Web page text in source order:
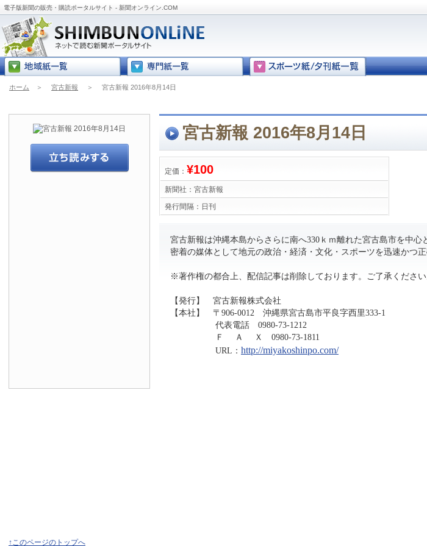
電子版新聞の販売・購読ポータルサイト - 新聞オンライン.COM
ホーム ＞ 宮古新報 ＞ 宮古新報 2016年8月14日
宮古新報 2016年8月14日
定価： ¥100
新聞社： 宮古新報
発行間隔： 日刊
宮古新報は沖縄本島からさらに南へ330ｋｍ離れた宮古島市を中
密着の媒体として地元の政治・経済・文化・スポーツを迅速かつ正
※著作権の都合上、配信記事は削除しております。ご了承ください
【発行】 宮古新報株式会社
【本社】 〒906-0012 沖縄県宮古島市平良字西里333-1
代表電話 0980-73-1212
Ｆ Ａ Ｘ 0980-73-1811
URL： http://miyakoshinpo.com/
↑このページのトップへ